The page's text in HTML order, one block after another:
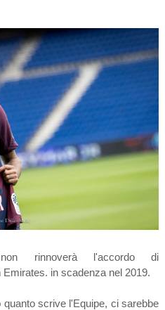
rinnoverà l'accordo di
in scadenza nel 2019.
scrive l'Equipe, ci sarebbe